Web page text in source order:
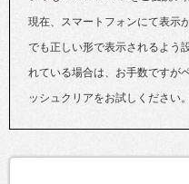
現在、スマートフォンにて表示
でも正しい形で表示されるよう
れている場合は、お手数ですが
ッシュクリアをお試しください。